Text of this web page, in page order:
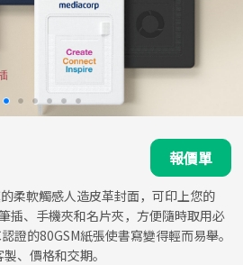
報價單
柔軟觸感人造皮革封面，可印上您的
插、手機夾和名片夾，方便隨時取用必
證的80GSM紙張使書寫變得輕而​​易舉。
、價格和交期。